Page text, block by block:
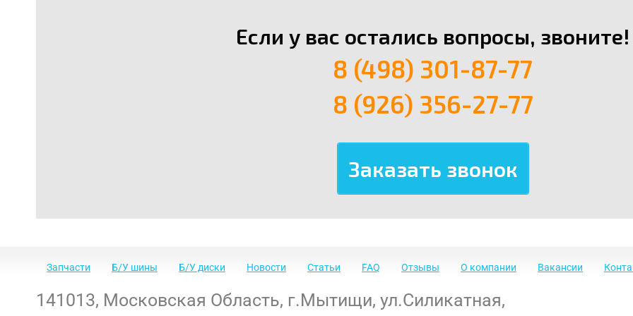
Если у вас остались вопросы, звоните!
8 (498) 301-87-77
8 (926) 356-27-77
Запчасти Б/У шины Б/У диски Новости Статьи FAQ Отзывы О компании Вакансии
141013, Московская Область, г.Мытищи, ул.Силикатная,